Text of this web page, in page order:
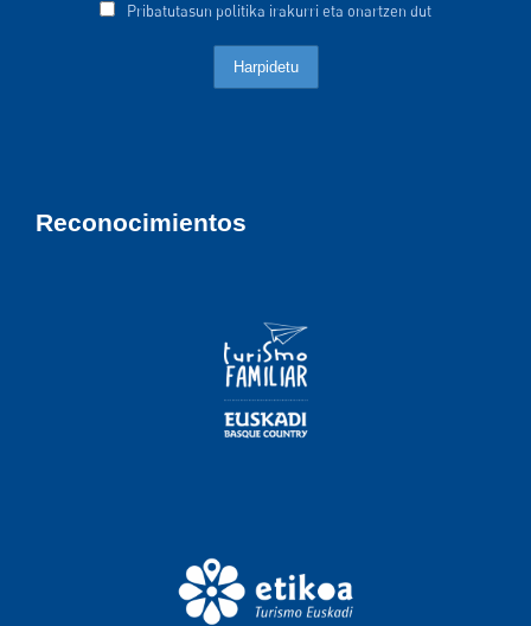
Pribatutasun politika irakurri eta onartzen dut
Reconocimientos